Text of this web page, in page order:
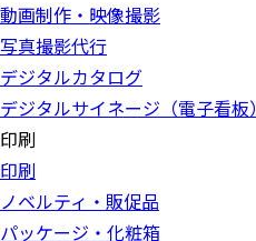
動画制作・映像撮影
写真撮影代行
デジタルカタログ
デジタルサイネージ（電子看板）
印刷
印刷
ノベルティ・販促品
パッケージ・化粧箱